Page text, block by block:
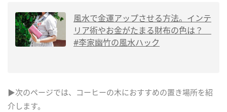
風水で金運アップさせる方法。インテ
リア術やお金がたまる財布の色は？
#李家幽竹の風水ハック
▶次のページでは、コーヒーの木におすすめの置き場所を紹
介します。